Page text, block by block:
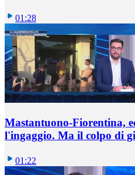
01:28
Mastantuono-Fiorentina,
l'ingaggio. Ma il colpo di
01:22